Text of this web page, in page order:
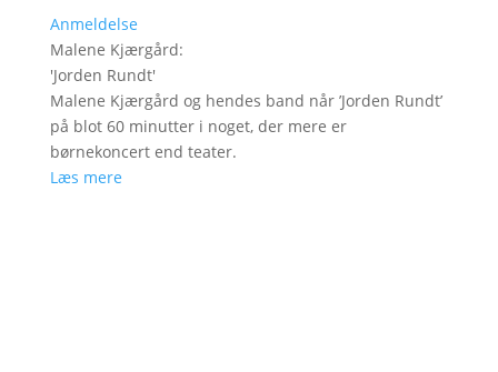
Anmeldelse
Malene Kjærgård:
'Jorden Rundt'
Malene Kjærgård og hendes band når ’Jorden Rundt’
på blot 60 minutter i noget, der mere er
børnekoncert end teater.
Læs mere